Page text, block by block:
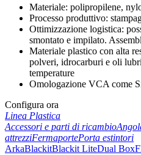
Materiale: polipropilene,
Processo produttivo:
Ottimizzazione logistica:
smontato e impilato.
Materiale plastico con alta
polveri, idrocarburi e oli
temperature
Omologazione VCA come
Configura ora
Linea Plastica
Accessori e parti di ricambio
attrezziFermaportePorta estintori
ArkaBlackitBlackit LiteDual Box